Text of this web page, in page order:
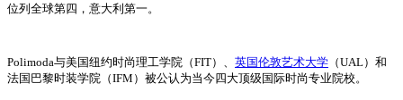
位列全球第四，意大利第一。
Polimoda与美国纽约时尚理工学院（FIT）、 英国伦敦艺术大学 （UAL）和
法国巴黎时装学院（IFM）被公认为当今四大顶级国际时尚专业院校。